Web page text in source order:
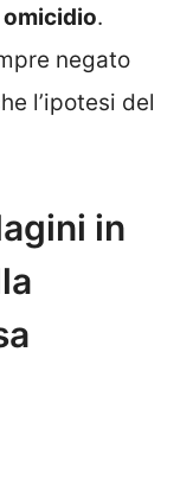
omicidio.
negato
l’ipotesi del
in